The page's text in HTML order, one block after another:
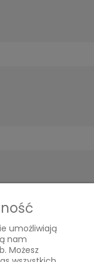
umożliwiają
nam
Możesz